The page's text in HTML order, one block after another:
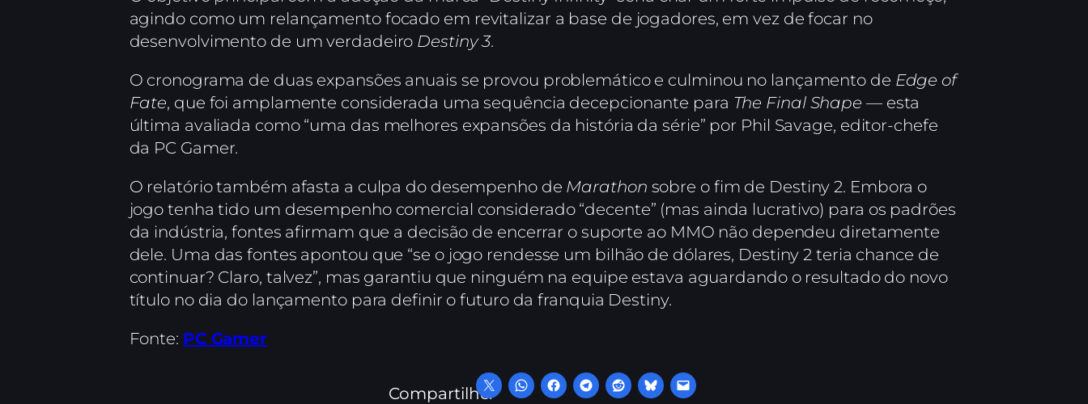
agindo como um relançamento focado em revitalizar a base de jogadores, em vez de focar no
desenvolvimento de um verdadeiro Destiny 3.
O cronograma de duas expansões anuais se provou problemático e culminou no lançamento de Edge of
Fate, que foi amplamente considerada uma sequência decepcionante para The Final Shape — esta
última avaliada como “uma das melhores expansões da história da série” por Phil Savage, editor-chefe
da PC Gamer.
O relatório também afasta a culpa do desempenho de Marathon sobre o fim de Destiny 2. Embora o
jogo tenha tido um desempenho comercial considerado “decente” (mas ainda lucrativo) para os padrões
da indústria, fontes afirmam que a decisão de encerrar o suporte ao MMO não dependeu diretamente
dele. Uma das fontes apontou que “se o jogo rendesse um bilhão de dólares, Destiny 2 teria chance de
continuar? Claro, talvez”, mas garantiu que ninguém na equipe estava aguardando o resultado do novo
título no dia do lançamento para definir o futuro da franquia Destiny.
Fonte: PC Gamer
Compartilhe: